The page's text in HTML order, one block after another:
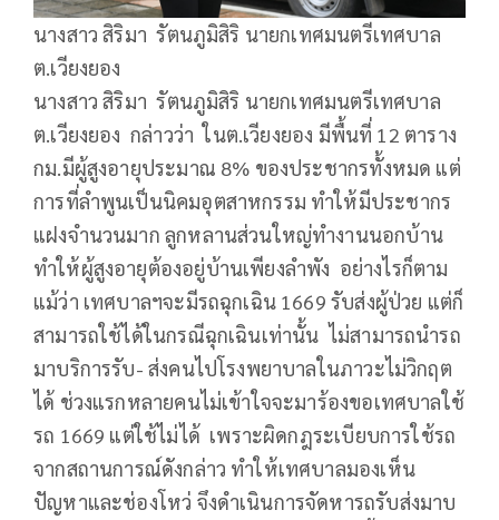
นางสาว สิริมา รัตนภูมิสิริ นายกเทศมนตรีเทศบาล
ต.เวียงยอง
นางสาว สิริมา รัตนภูมิสิริ นายกเทศมนตรีเทศบาล
ต.เวียงยอง กล่าวว่า ในต.เวียงยอง มีพื้นที่ 12 ตาราง
กม.มีผู้สูงอายุประมาณ 8% ของประชากรทั้งหมด แต่
การที่ลำพูนเป็นนิคมอุตสาหกรรม ทำให้มีประชากร
แฝงจำนวนมาก ลูกหลานส่วนใหญ่ทำงานนอกบ้าน
ทำให้ผู้สูงอายุต้องอยู่บ้านเพียงลำพัง อย่างไรก็ตาม
แม้ว่า เทศบาลฯจะมีรถฉุกเฉิน 1669 รับส่งผู้ป่วย แต่ก็
สามารถใช้ได้ในกรณีฉุกเฉินเท่านั้น ไม่สามารถนำรถ
มาบริการรับ- ส่งคนไปโรงพยาบาลในภาวะไม่วิกฤต
ได้ ช่วงแรกหลายคนไม่เข้าใจจะมาร้องขอเทศบาลใช้
รถ 1669 แต่ใช้ไม่ได้ เพราะผิดกฎระเบียบการใช้รถ
จากสถานการณ์ดังกล่าว ทำให้เทศบาลมองเห็น
ปัญหาและช่องโหว่ จึงดำเนินการจัดหารถรับส่งมาบ